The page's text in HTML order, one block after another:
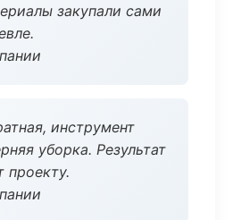
закупали сами
инструмент
уборка. Результат
проекту.